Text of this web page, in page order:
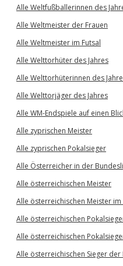
Alle Weltfußballerinnen des
Alle Weltmeister der Frauen
Alle Weltmeister im Futsal
Alle Welttorhüter des Jahres
Alle Welttorhüterinnen des
Alle Welttorjäger des Jahres
Alle WM-Endspiele auf einen
Alle zyprischen Meister
Alle zyprischen Pokalsieger
Alle Österreicher in der
Alle österreichischen Meister
Alle österreichischen Meister
Alle österreichischen
Alle österreichischen
Alle österreichischen Sieger der